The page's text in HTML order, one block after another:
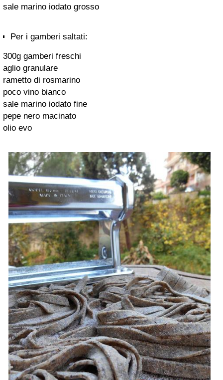
sale marino iodato grosso
Per i gamberi saltati:
300g gamberi freschi
aglio granulare
rametto di rosmarino
poco vino bianco
sale marino iodato fine
pepe nero macinato
olio evo